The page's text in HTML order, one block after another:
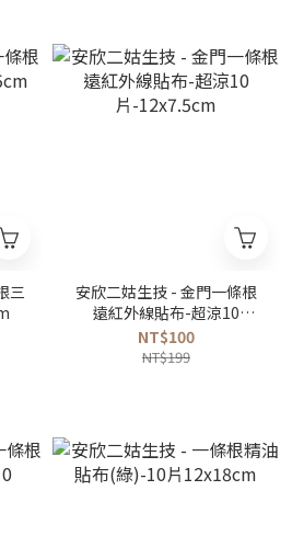
三
安欣二姑生技 - 金門一條根
遠紅外線貼布-超涼10
片-12x7.5cm
NT$100
NT$199